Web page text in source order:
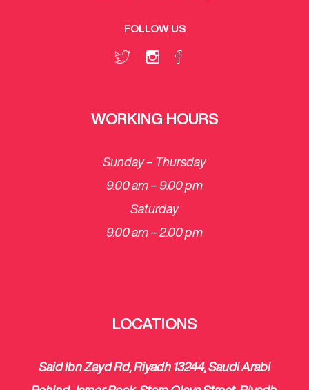
FOLLOW US
WORKING HOURS
Sunday – Thursday
9.00 am – 9.00 pm
Saturday
​9.00 am – 2.00 pm
LOCATIONS
Said Ibn Zayd Rd, Riyadh 13244, Saudi Arabi